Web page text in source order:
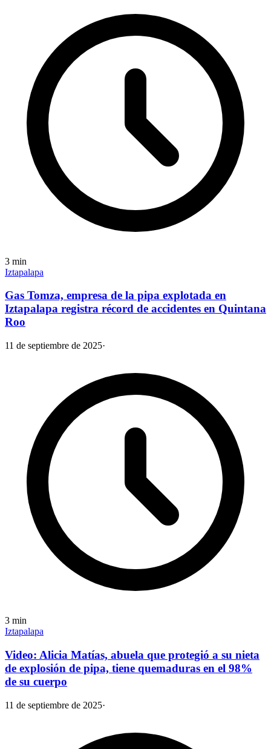
3 min
Iztapalapa
Gas Tomza, empresa de la pipa explotada en
Iztapalapa registra récord de accidentes en Quintana
Roo
11 de septiembre de 2025·
3 min
Iztapalapa
Video: Alicia Matías, abuela que protegió a su nieta
de explosión de pipa, tiene quemaduras en el 98%
de su cuerpo
11 de septiembre de 2025·